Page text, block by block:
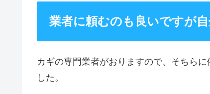
業者に頼むのも良いですが
カギの専門業者がおりますので、そちら
した。